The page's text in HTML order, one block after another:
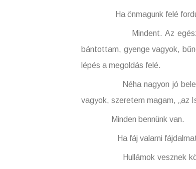
Ha önmagunk felé
Mindent. Az egész világot.
bántottam, gyenge vagyok,
lépés a megoldás felé.
Néha nagyon jó belenézni:
vagyok, szeretem magam, „az
Minden bennünk van.
Ha fáj valami fájdalmat, ha
Hullámok vesznek körül